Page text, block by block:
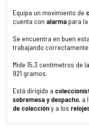
Equipa un movimiento de
cuenta con alarma para
Se encuentra en buen
trabajando
Mide 15,3 centímetros de
921 gramos.
Está dirigido a
sobremesa y despacho, a
de coleccióny a los